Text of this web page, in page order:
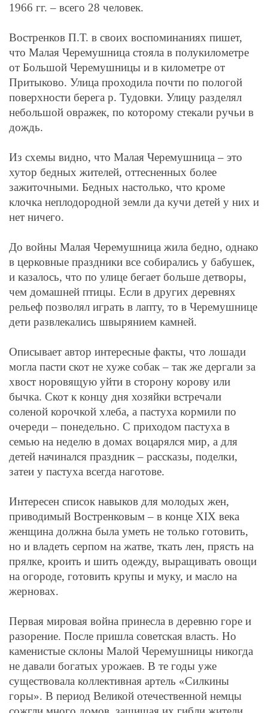
1966 гг. – всего 28 человек.
Востренков П.Т. в своих воспоминаниях пишет,
что Малая Черемушница стояла в полукилометре
от Большой Черемушницы и в километре от
Притыково. Улица проходила почти по пологой
поверхности берега р. Тудовки. Улицу разделял
небольшой овражек, по которому стекали ручьи в
дождь.
Из схемы видно, что Малая Черемушница – это
хутор бедных жителей, оттесненных более
зажиточными. Бедных настолько, что кроме
клочка неплодородной земли да кучи детей у них и
нет ничего.
До войны Малая Черемушница жила бедно, однако
в церковные праздники все собирались у бабушек,
и казалось, что по улице бегает больше детворы,
чем домашней птицы. Если в других деревнях
рельеф позволял играть в лапту, то в Черемушнице
дети развлекались швырянием камней.
Описывает автор интересные факты, что лошади
могла пасти скот не хуже собак – так же дергали за
хвост норовящую уйти в сторону корову или
бычка. Скот к концу дня хозяйки встречали
соленой корочкой хлеба, а пастуха кормили по
очереди – понедельно. С приходом пастуха в
семью на неделю в домах воцарялся мир, а для
детей начинался праздник – рассказы, поделки,
затеи у пастуха всегда наготове.
Интересен список навыков для молодых жен,
приводимый Востренковым – в конце XIX века
женщина должна была уметь не только готовить,
но и владеть серпом на жатве, ткать лен, прясть на
прялке, кроить и шить одежду, выращивать овощи
на огороде, готовить крупы и муку, и масло на
жерновах.
Первая мировая война принесла в деревню горе и
разорение. После пришла советская власть. Но
каменистые склоны Малой Черемушницы никогда
не давали богатых урожаев. В те годы уже
существовала коллективная артель «Силкины
горы». В период Великой отечественной немцы